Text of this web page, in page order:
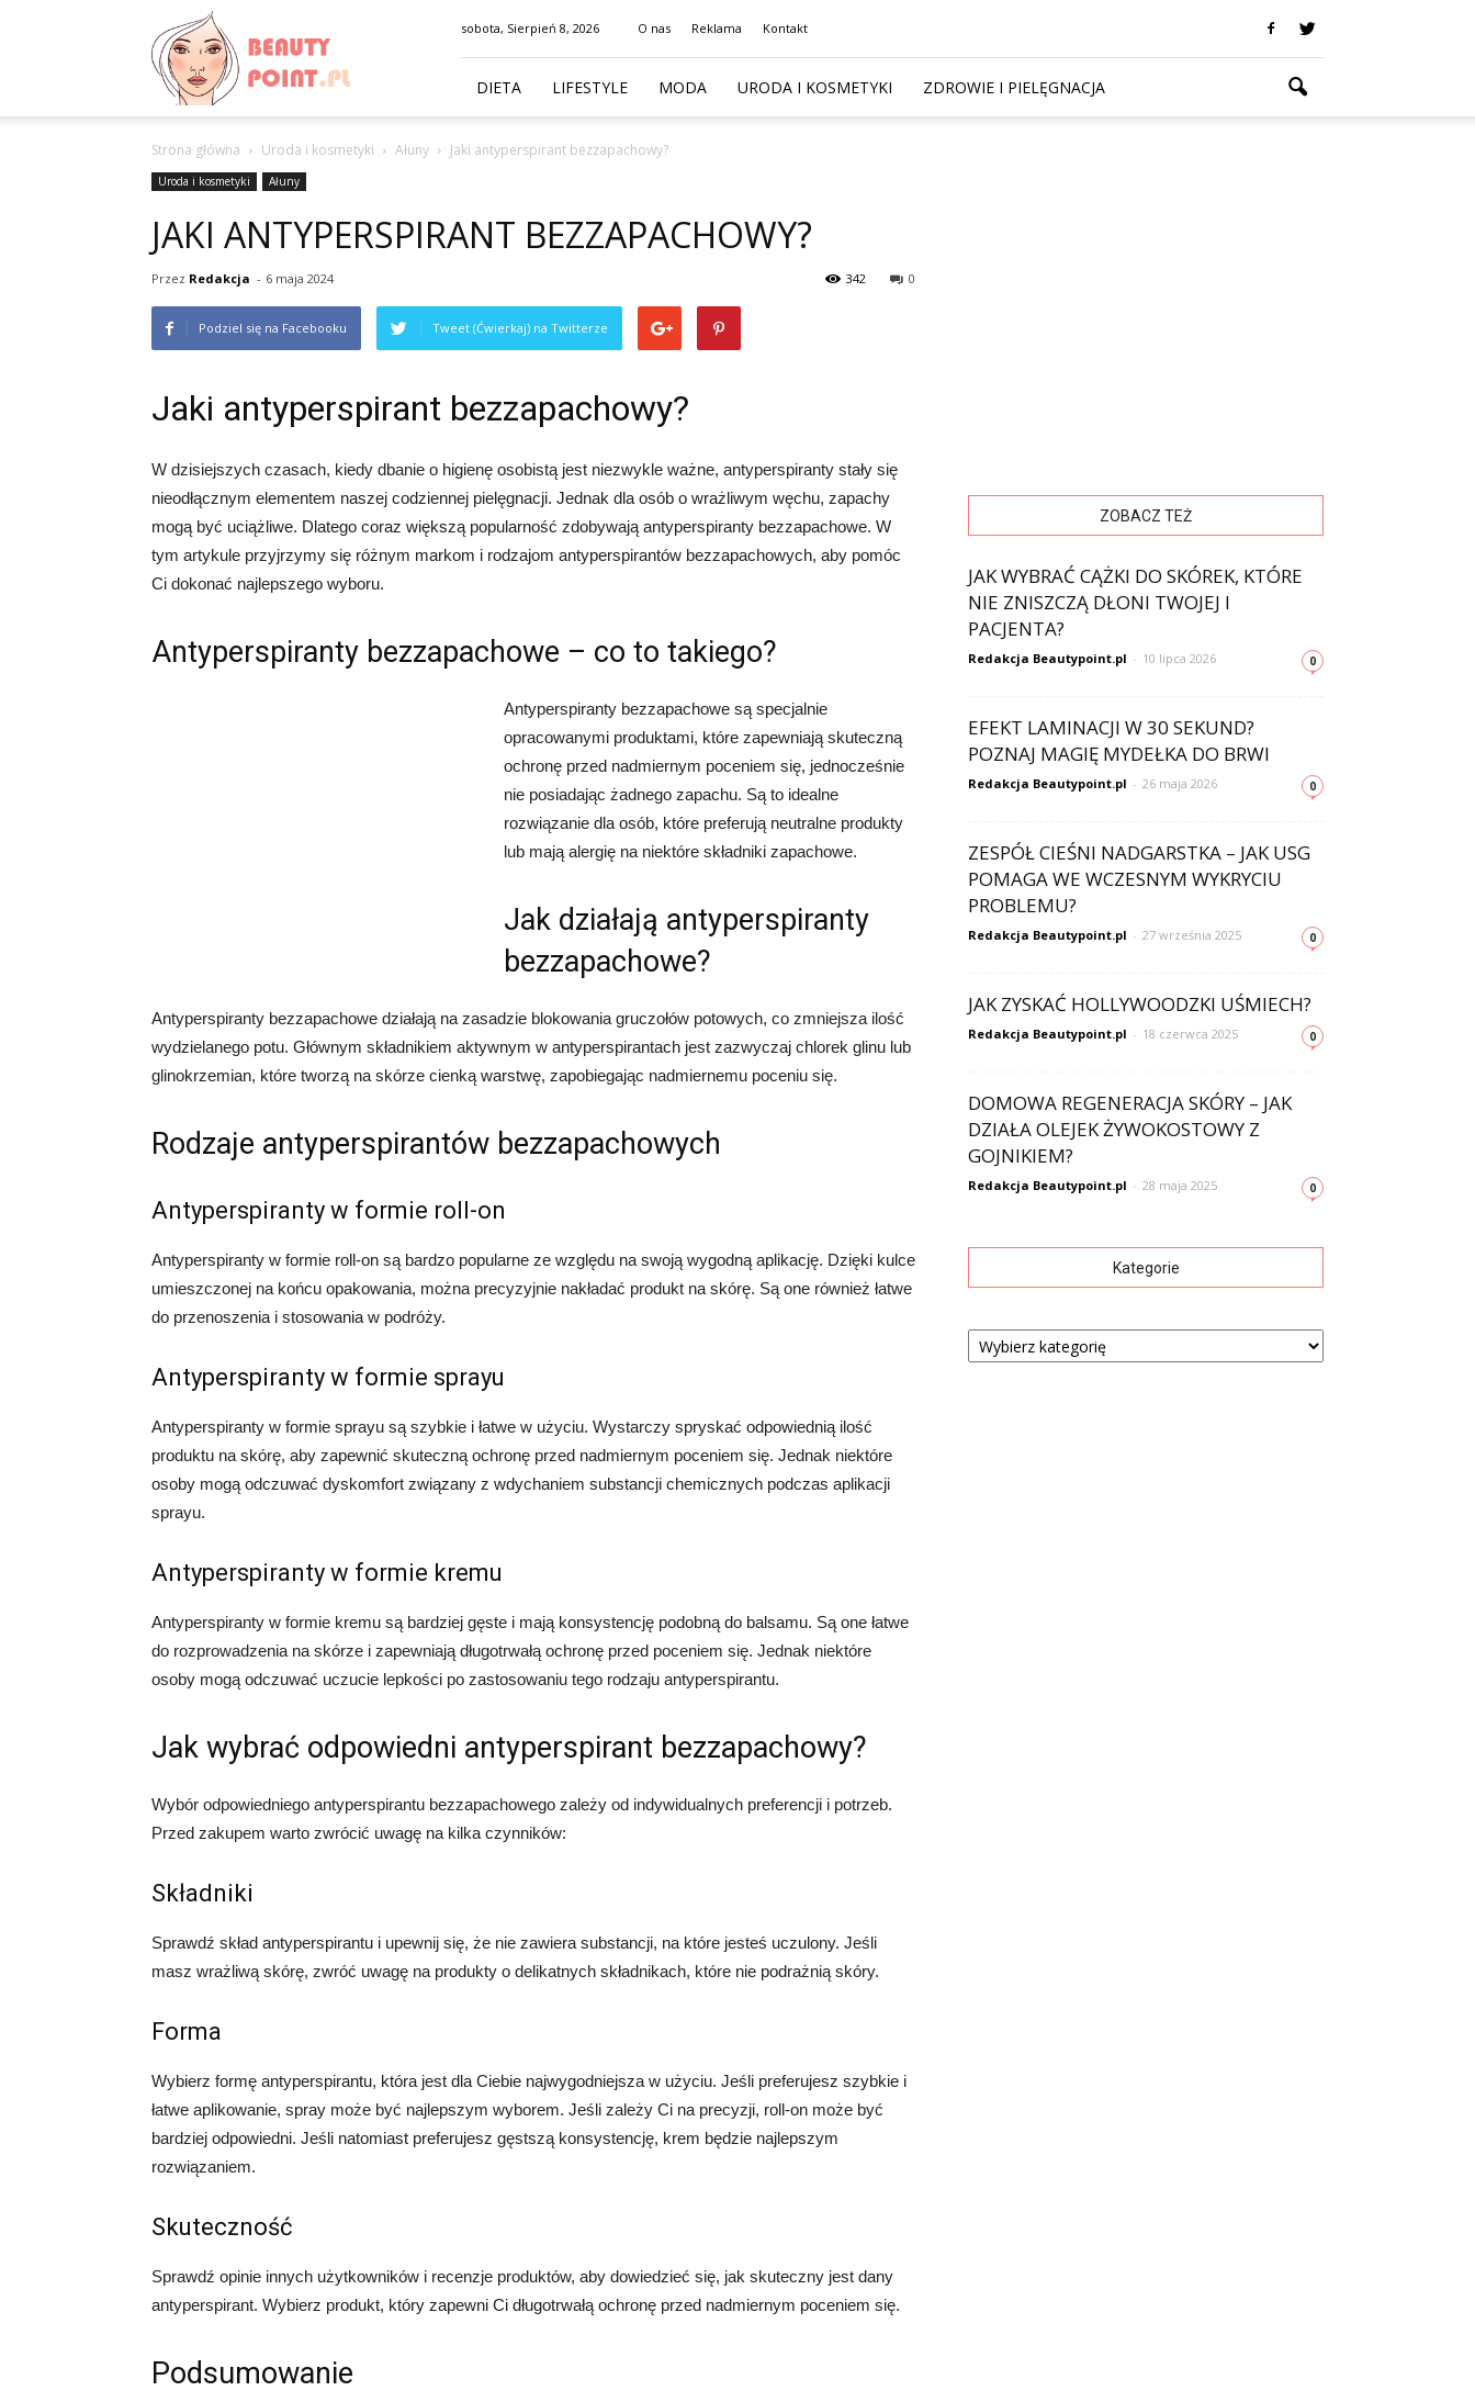
BeautyPoint.pl
sobota, Sierpień 8, 2026 O nas Reklama Kontakt
DIETA LIFESTYLE MODA URODA I KOSMETYKI ZDROWIE I PIELĘGNACJA
Strona główna Uroda i kosmetyki Ałuny Jaki antyperspirant bezzapachowy?
Uroda i kosmetyki Ałuny
JAKI ANTYPERSPIRANT BEZZAPACHOWY?
Przez Redakcja - 6 maja 2024 0
342
Podziel się na Facebooku Tweet (Ćwierkaj) na Twitterze
Jaki antyperspirant bezzapachowy?
W dzisiejszych czasach, kiedy dbanie o higienę osobistą jest niezwykle ważne, antyperspiranty stały się
nieodłącznym elementem naszej codziennej pielęgnacji. Jednak dla osób o wrażliwym węchu, zapachy
mogą być uciążliwe. Dlatego coraz większą popularność zdobywają antyperspiranty bezzapachowe. W
tym artykule przyjrzymy się różnym markom i rodzajom antyperspirantów bezzapachowych, aby pomóc
Ci dokonać najlepszego wyboru.
Antyperspiranty bezzapachowe – co to takiego?
Antyperspiranty bezzapachowe są specjalnie
opracowanymi produktami, które zapewniają skuteczną
ochronę przed nadmiernym poceniem się, jednocześnie
nie posiadając żadnego zapachu. Są to idealne
rozwiązanie dla osób, które preferują neutralne produkty
lub mają alergię na niektóre składniki zapachowe.
Jak działają antyperspiranty
bezzapachowe?
Antyperspiranty bezzapachowe działają na zasadzie blokowania gruczołów potowych, co zmniejsza ilość
wydzielanego potu. Głównym składnikiem aktywnym w antyperspirantach jest zazwyczaj chlorek glinu lub
glinokrzemian, które tworzą na skórze cienką warstwę, zapobiegając nadmiernemu poceniu się.
Rodzaje antyperspirantów bezzapachowych
Antyperspiranty w formie roll-on
Antyperspiranty w formie roll-on są bardzo popularne ze względu na swoją wygodną aplikację. Dzięki kulce
umieszczonej na końcu opakowania, można precyzyjnie nakładać produkt na skórę. Są one również łatwe
do przenoszenia i stosowania w podróży.
Antyperspiranty w formie sprayu
Antyperspiranty w formie sprayu są szybkie i łatwe w użyciu. Wystarczy spryskać odpowiednią ilość
produktu na skórę, aby zapewnić skuteczną ochronę przed nadmiernym poceniem się. Jednak niektóre
osoby mogą odczuwać dyskomfort związany z wdychaniem substancji chemicznych podczas aplikacji
sprayu.
Antyperspiranty w formie kremu
Antyperspiranty w formie kremu są bardziej gęste i mają konsystencję podobną do balsamu. Są one łatwe
do rozprowadzenia na skórze i zapewniają długotrwałą ochronę przed poceniem się. Jednak niektóre
osoby mogą odczuwać uczucie lepkości po zastosowaniu tego rodzaju antyperspirantu.
Jak wybrać odpowiedni antyperspirant bezzapachowy?
Wybór odpowiedniego antyperspirantu bezzapachowego zależy od indywidualnych preferencji i potrzeb.
Przed zakupem warto zwrócić uwagę na kilka czynników:
Składniki
Sprawdź skład antyperspirantu i upewnij się, że nie zawiera substancji, na które jesteś uczulony. Jeśli
masz wrażliwą skórę, zwróć uwagę na produkty o delikatnych składnikach, które nie podrażnią skóry.
Forma
Wybierz formę antyperspirantu, która jest dla Ciebie najwygodniejsza w użyciu. Jeśli preferujesz szybkie i
łatwe aplikowanie, spray może być najlepszym wyborem. Jeśli zależy Ci na precyzji, roll-on może być
bardziej odpowiedni. Jeśli natomiast preferujesz gęstszą konsystencję, krem będzie najlepszym
rozwiązaniem.
Skuteczność
Sprawdź opinie innych użytkowników i recenzje produktów, aby dowiedzieć się, jak skuteczny jest dany
antyperspirant. Wybierz produkt, który zapewni Ci długotrwałą ochronę przed nadmiernym poceniem się.
Podsumowanie
ZOBACZ TEŻ
JAK WYBRAĆ CĄŻKI DO SKÓREK, KTÓRE
NIE ZNISZCZĄ DŁONI TWOJEJ I
PACJENTA?
Redakcja Beautypoint.pl - 10 lipca 2026 0
EFEKT LAMINACJI W 30 SEKUND?
POZNAJ MAGIĘ MYDEŁKA DO BRWI
Redakcja Beautypoint.pl - 26 maja 2026 0
ZESPÓŁ CIEŚNI NADGARSTKA – JAK USG
POMAGA WE WCZESNYM WYKRYCIU
PROBLEMU?
Redakcja Beautypoint.pl - 27 września 2025 0
JAK ZYSKAĆ HOLLYWOODZKI UŚMIECH?
Redakcja Beautypoint.pl - 18 czerwca 2025 0
DOMOWA REGENERACJA SKÓRY – JAK
DZIAŁA OLEJEK ŻYWOKOSTOWY Z
GOJNIKIEM?
Redakcja Beautypoint.pl - 28 maja 2025 0
Kategorie
Kategorie